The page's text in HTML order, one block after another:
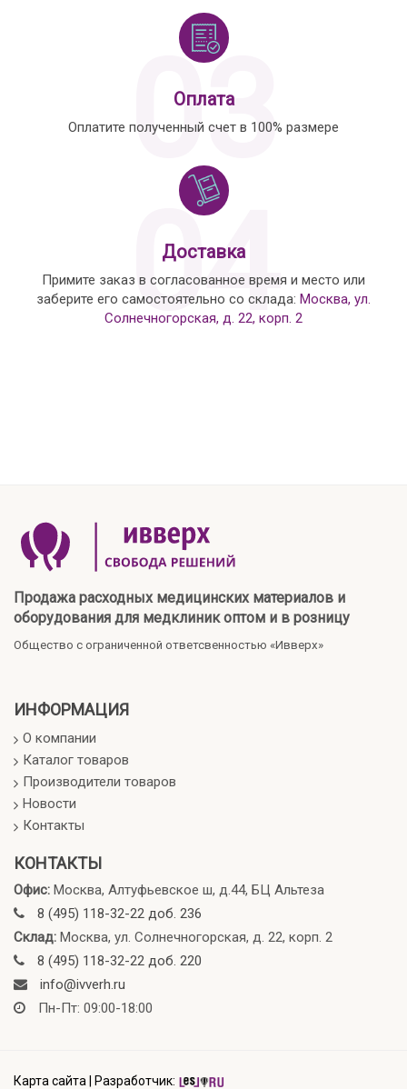
03
Оплата
Оплатите полученный счет в 100% размере
04
Доставка
Примите заказ в согласованное время и место или
заберите его самостоятельно со склада: Москва, ул.
Солнечногорская, д. 22, корп. 2
Продажа расходных медицинских материалов и
оборудования для медклиник оптом и в розницу
Общество с ограниченной ответсвенностью «Ивверх»
ИНФОРМАЦИЯ
О компании
Каталог товаров
Производители товаров
Новости
Контакты
КОНТАКТЫ
Офис: Москва, Алтуфьевское ш, д.44, БЦ Альтеза
8 (495) 118-32-22 доб. 236
Склад: Москва, ул. Солнечногорская, д. 22, корп. 2
8 (495) 118-32-22 доб. 220
info@ivverh.ru
Пн-Пт: 09:00-18:00
Карта сайта Разработчик: